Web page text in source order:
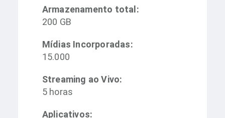
Armazenamento total:
200 GB
Mídias Incorporadas:
15.000
Streaming ao Vivo:
5 horas
Aplicativos: